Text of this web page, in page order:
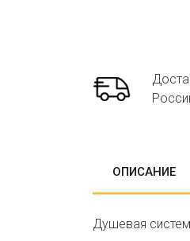
ОПИСАНИЕ
Душевая